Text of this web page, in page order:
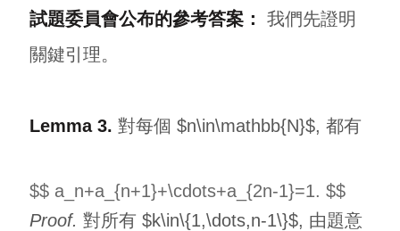
試題委員會公布的參考答案：
我們先證明
關鍵引理。
Lemma 3. 對每個 $n\in\mathbb{N}$, 都有
$$ a_n+a_{n+1}+\cdots+a_{2n-1}=1. $$
Proof. 對所有 $k\in\{1,\dots,n-1\}$, 由題意